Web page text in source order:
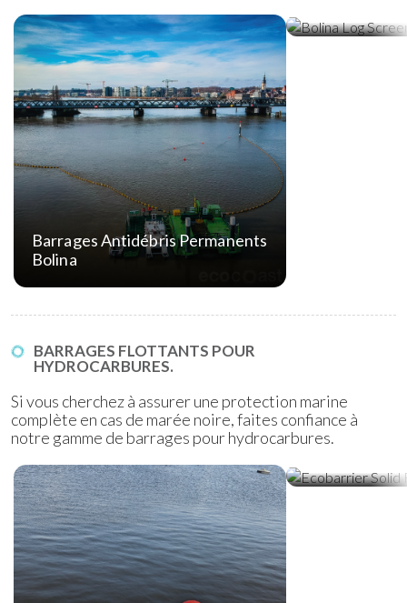
Barrages Antidébris Permanents
Bolina
BARRAGES FLOTTANTS POUR
HYDROCARBURES.
Si vous cherchez à assurer une protection marine
complète en cas de marée noire, faites confiance à
notre gamme de barrages pour hydrocarbures.Barrages